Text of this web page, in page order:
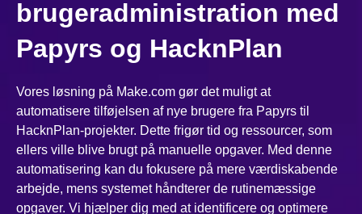
brugeradministration med
Papyrs og HacknPlan
Vores løsning på Make.com gør det muligt at
automatisere tilføjelsen af nye brugere fra Papyrs til
HacknPlan-projekter. Dette frigør tid og ressourcer, som
ellers ville blive brugt på manuelle opgaver. Med denne
automatisering kan du fokusere på mere værdiskabende
arbejde, mens systemet håndterer de rutinemæssige
opgaver. Vi hjælper dig med at identificere og optimere